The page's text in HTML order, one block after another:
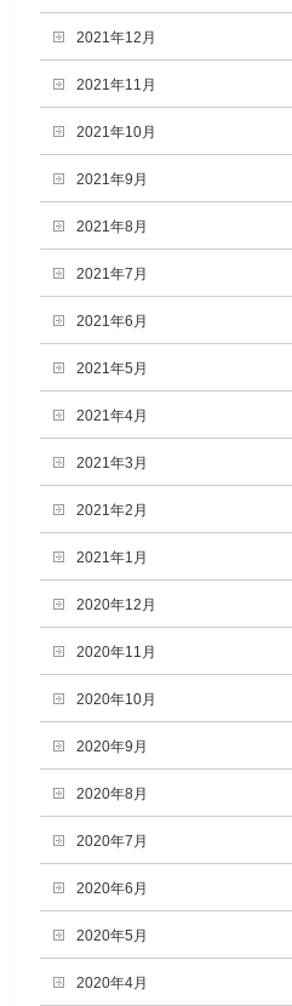
2021年12月
2021年11月
2021年10月
2021年9月
2021年8月
2021年7月
2021年6月
2021年5月
2021年4月
2021年3月
2021年2月
2021年1月
2020年12月
2020年11月
2020年10月
2020年9月
2020年8月
2020年7月
2020年6月
2020年5月
2020年4月